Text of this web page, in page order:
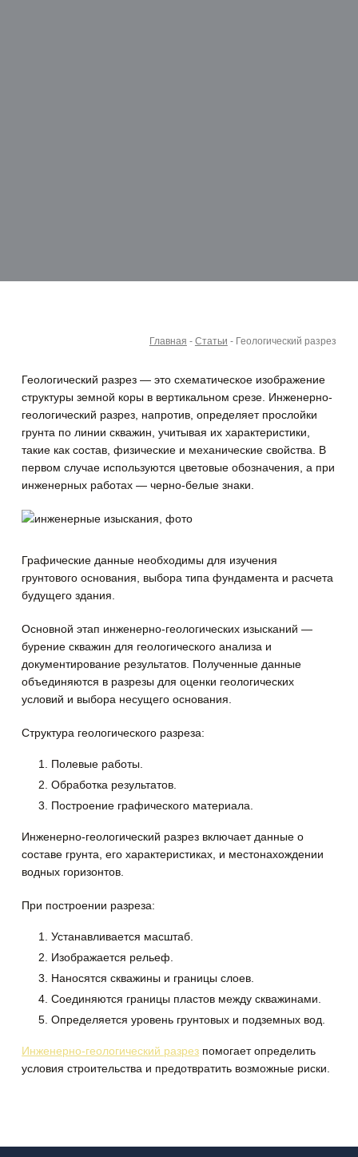
Главная - Статьи - Геологический разрез
Геологический разрез — это схематическое изображение
структуры земной коры в вертикальном срезе. Инженерно-
геологический разрез, напротив, определяет прослойки
грунта по линии скважин, учитывая их характеристики,
такие как состав, физические и механические свойства.
В
первом случае используются цветовые обозначения, а при
инженерных работах — черно-белые знаки.
Графические данные необходимы для изучения
грунтового основания, выбора типа фундамента и расчета
будущего здания.
Основной этап инженерно-геологических изысканий —
бурение скважин для геологического анализа и
документирование результатов. Полученные данные
объединяются в разрезы для оценки геологических
условий и выбора несущего основания.
Структура геологического разреза:
1. Полевые работы.
2. Обработка результатов.
3. Построение графического материала.
Инженерно-геологический разрез включает данные о
составе грунта, его характеристиках, и местонахождении
водных горизонтов.
При построении разреза:
1. Устанавливается масштаб.
2. Изображается рельеф.
3. Наносятся скважины и границы слоев.
4. Соединяются границы пластов между скважинами.
5. Определяется уровень грунтовых и подземных вод.
Инженерно-геологический разрез помогает определить
условия строительства и предотвратить возможные риски.